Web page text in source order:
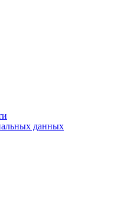
данных